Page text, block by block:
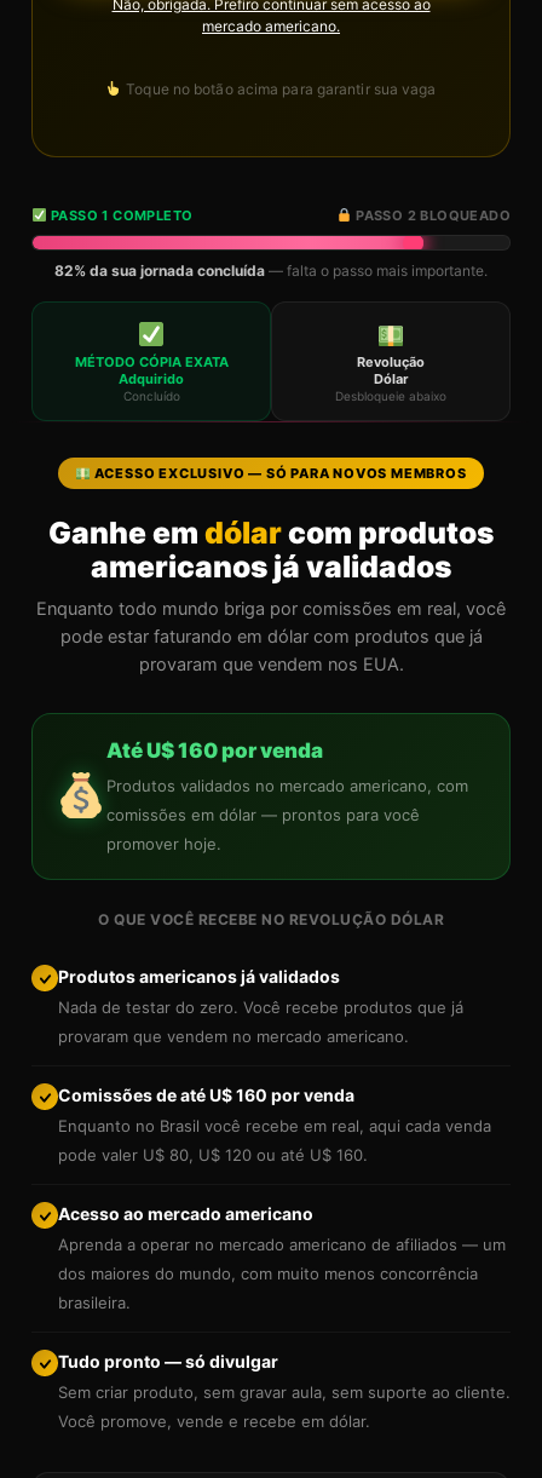
Não, obrigada. Prefiro continuar sem acesso ao
mercado americano.
Toque no botão acima para garantir sua vaga
PASSO 1 COMPLETO PASSO 2 BLOQUEADO
82% da sua jornada concluída — falta o passo mais importante.
MÉTODO CÓPIA EXATA
Adquirido
Concluído
Revolução
Dólar
Desbloqueie abaixo
ACESSO EXCLUSIVO — SÓ PARA NOVOS MEMBROS
Ganhe em dólarcom produtos
americanos já validados
Enquanto todo mundo briga por comissões em real, você
pode estar faturando em dólar com produtos que já
provaram que vendem nos EUA.
Até U$ 160 por venda
Produtos validados no mercado americano, com
comissões em dólar — prontos para você
promover hoje.
O QUE VOCÊ RECEBE NO REVOLUÇÃO DÓLAR
Produtos americanos já validados
Nada de testar do zero. Você recebe produtos que já
provaram que vendem no mercado americano.
Comissões de até U$ 160 por venda
Enquanto no Brasil você recebe em real, aqui cada venda
pode valer U$ 80, U$ 120 ou até U$ 160.
Acesso ao mercado americano
Aprenda a operar no mercado americano de afiliados — um
dos maiores do mundo, com muito menos concorrência
brasileira.
Tudo pronto — só divulgar
Sem criar produto, sem gravar aula, sem suporte ao cliente.
Você promove, vende e recebe em dólar.